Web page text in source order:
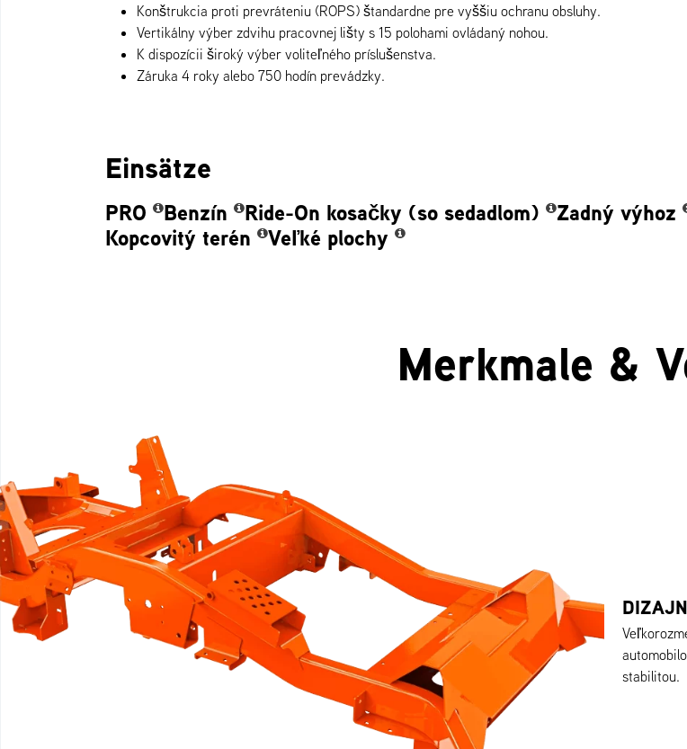
Konštrukcia proti prevráteniu (ROPS) štandardne pre vyššiu ochranu obsluhy.
Vertikálny výber zdvihu pracovnej lišty s 15 polohami ovládaný nohou.
K dispozícii široký výber voliteľného príslušenstva.
Záruka 4 roky alebo 750 hodín prevádzky.
Einsätze
PRO Benzín Ride-On kosačky (so sedadlom) Zadný výhoz
Kopcovitý terén Veľké plochy
Merkmale &
stabilitou.